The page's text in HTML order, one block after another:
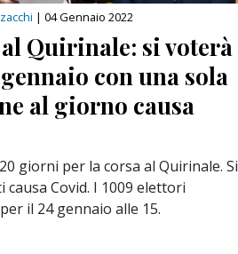
| 04 Gennaio 2022
Quirinale: si voterà
con una sola
al giorno causa
giorni per la corsa al Quirinale. Si
causa Covid. I 1009 elettori
il 24 gennaio alle 15.